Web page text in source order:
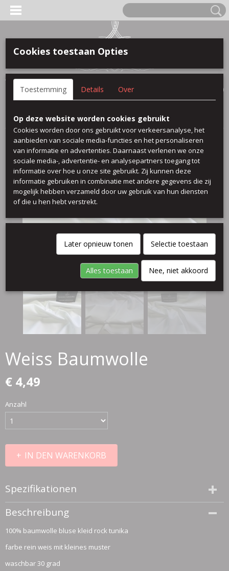
Anmelden Registrieren
(0)
Startseite>100 % baumwolle >Weiss Baumwolle
Weiss Baumwolle
€ 4,49
Anzahl
IN DEN WARENKORB
Spezifikationen
Größe (l,b,h)
50 x 140 x 0 cm
Beschreibung
100% baumwolle bluse kleid rock tunika
farbe rein weis mit kleines muster
waschbar 30 grad
Cookies toestaan Opties
Toestemming Details Over
Op deze website worden cookies gebruikt
Cookies worden door ons gebruikt voor verkeersanalyse, het
aanbieden van sociale media-functies en het personaliseren
van informatie en advertenties. Daarnaast verlenen we onze
sociale media-, advertentie- en analysepartners toegang tot
informatie over hoe u onze site gebruikt. Zij kunnen deze
informatie gebruiken in combinatie met andere gegevens die zij
mogelijk hebben verzameld door uw gebruik van hun diensten
of die u hen hebt verstrekt.
Later opnieuw tonen Selectie toestaan
Alles toestaan Nee, niet akkoord